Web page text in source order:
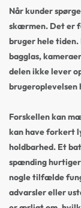
Når kunder
skærmen. Det er
bruger hele
bagglas,
delen ikke lever
Forskellen kan
kan have forkert
holdbarhed. Et
spænding
nogle tilfælde
advarsler eller